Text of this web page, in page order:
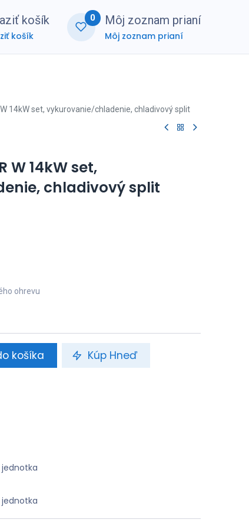
košík
košík
0 Môj zoznam prianí
Môj zoznam prianí
14kW set, vykurovanie/chladenie, chladivový split
W 14kW set,
chladivový split
ohrevu
košíka Kúp Hneď